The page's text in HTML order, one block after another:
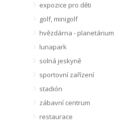
expozice pro děti
golf, minigolf
hvězdárna - planetárium
lunapark
solná jeskyně
sportovní zařízení
stadión
zábavní centrum
restaurace